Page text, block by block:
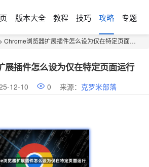
版本大全 教程 技巧 攻略 专题
> Chrome浏览器扩展插件怎么设为仅在特定页面运行
插件怎么设为仅在特定页面运行
12-10 0 来源： 克罗米部落